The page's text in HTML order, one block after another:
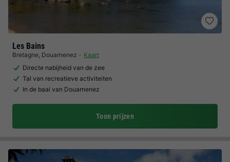
Les Bains
Bretagne, Douarnenez
Kaart
Directe nabijheid van de zee
Tal van recreatieve activiteiten
In de baai van Douarnenez
Toon prijzen